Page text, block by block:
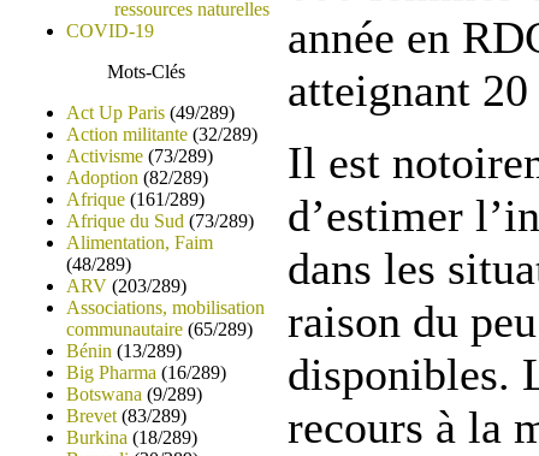
ressources naturelles
COVID-19
Mots-Clés
Act Up Paris (49/289)
Action militante (32/289)
Activisme (73/289)
Adoption (82/289)
Afrique (161/289)
Afrique du Sud (73/289)
Alimentation, Faim
(48/289)
ARV (203/289)
Associations, mobilisation
communautaire (65/289)
Bénin (13/289)
Big Pharma (16/289)
Botswana (9/289)
Brevet (83/289)
Burkina (18/289)
année en
atteignant
Il est
d’estimer
dans les
raison du
disponibles.
recours à la